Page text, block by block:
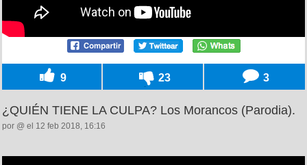
9 23 3
¿QUIÉN TIENE LA CULPA? Los Morancos (Parodia).
por @ el 12 feb 2018, 16:16